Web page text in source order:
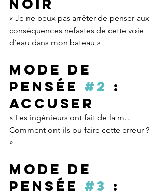
« Je ne peux pas arrêter de penser aux
conséquences néfastes de cette voie
d’eau dans mon bateau »
Mode de
pensée #2 :
Accuser
« Les ingénieurs ont fait de la m…
Comment ont-ils pu faire cette erreur ?
»
Mode de
pensée #3 :